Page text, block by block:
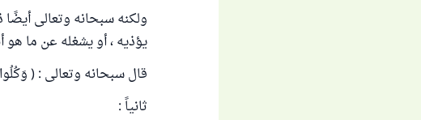
ولكنه سبحانه وتعالى
يؤذيه ، أو يشغله عن ما هو
قال سبحانه وتعالى : (
ثانياً :